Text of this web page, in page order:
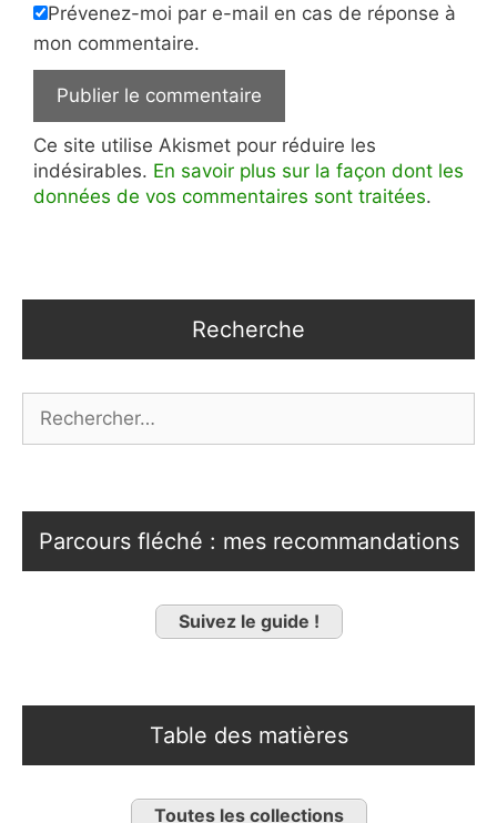
Prévenez-moi par e-mail en cas de réponse à
mon commentaire.
Ce site utilise Akismet pour réduire les
indésirables. En savoir plus sur la façon dont les
données de vos commentaires sont traitées.
Recherche
Parcours fléché : mes recommandations
Suivez le guide !
Table des matières
Toutes les collections